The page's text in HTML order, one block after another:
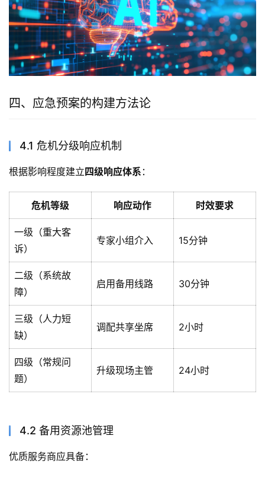
四、应急预案的构建方法论
4.1 危机分级响应机制
根据影响程度建立四级响应体系 ：
危机等级 响应动作 时效要求
一级（重大客
诉）
专家小组介入 15分钟
二级（系统故
障）
启用备用线路 30分钟
三级（人力短
缺）
调配共享坐席 2小时
四级（常规问
题）
升级现场主管 24小时
4.2 备用资源池管理
优质服务商应具备：